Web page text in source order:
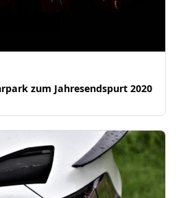
zum Jahresendspurt 2020